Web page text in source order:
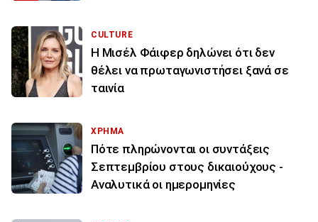
CULTURE
Η Μισέλ Φάιφερ δηλώνει ότι δεν
θέλει να πρωταγωνιστήσει ξανά σε
ταινία
ΧΡΗΜΑ
Πότε πληρώνονται οι συντάξεις
Σεπτεμβρίου στους δικαιούχους -
Αναλυτικά οι ημερομηνίες